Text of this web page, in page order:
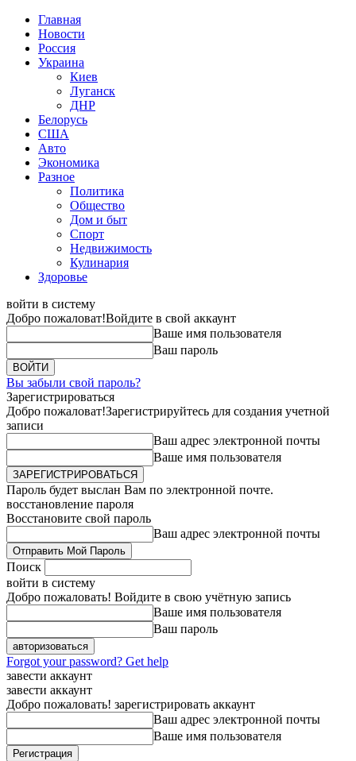
Главная
Новости
Россия
Украина
Киев
Луганск
ДНР
Белорусь
США
Авто
Экономика
Разное
Политика
Общество
Дом и быт
Спорт
Недвижимость
Кулинария
Здоровье
войти в систему
Добро пожаловат!Войдите в свой аккаунт
Ваше имя пользователя
Ваш пароль
Вы забыли свой пароль?
Зарегистрироваться
Добро пожаловат!Зарегистрируйтесь для создания учетной
записи
Ваш адрес электронной почты
Ваше имя пользователя
Пароль будет выслан Вам по электронной почте.
восстановление пароля
Восстановите свой пароль
Ваш адрес электронной почты
Поиск
войти в систему
Добро пожаловать! Войдите в свою учётную запись
Ваше имя пользователя
Ваш пароль
Forgot your password? Get help
завести аккаунт
завести аккаунт
Добро пожаловать! зарегистрировать аккаунт
Ваш адрес электронной почты
Ваше имя пользователя